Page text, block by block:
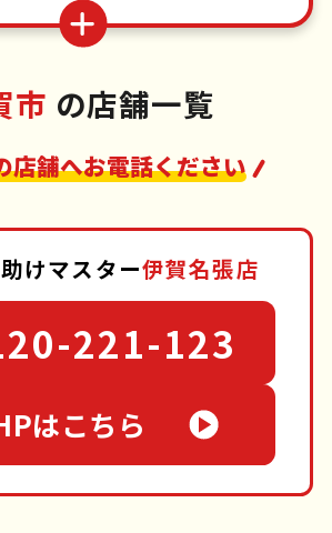
市 の店舗一覧
店舗へお電話ください
けマスター伊賀名張店
221-123
はこちら